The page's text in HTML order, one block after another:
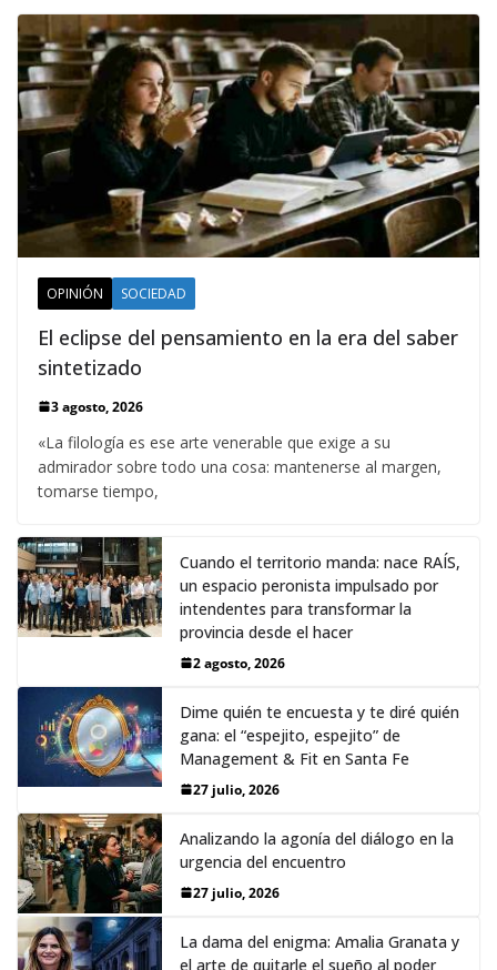
OPINIÓN SOCIEDAD
El eclipse del pensamiento en la era del saber
sintetizado
3 agosto, 2026
«La filología es ese arte venerable que exige a su
admirador sobre todo una cosa: mantenerse al margen,
tomarse tiempo,
Cuando el territorio manda: nace RAÍS,
un espacio peronista impulsado por
intendentes para transformar la
provincia desde el hacer
2 agosto, 2026
Dime quién te encuesta y te diré quién
gana: el “espejito, espejito” de
Management & Fit en Santa Fe
27 julio, 2026
Analizando la agonía del diálogo en la
urgencia del encuentro
27 julio, 2026
La dama del enigma: Amalia Granata y
el arte de quitarle el sueño al poder